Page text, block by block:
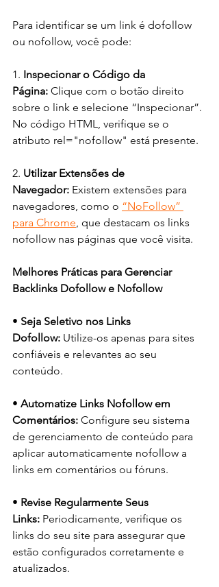
Para identificar se um link é dofollow
ou nofollow, você pode:
1. Inspecionar o Código da
Página: Clique com o botão direito
sobre o link e selecione “Inspecionar”.
No código HTML, verifique se o
atributo rel="nofollow" está presente.
2. Utilizar Extensões de
Navegador: Existem extensões para
navegadores, como o “NoFollow”
para Chrome, que destacam os links
nofollow nas páginas que você visita.
Melhores Práticas para Gerenciar
Backlinks Dofollow e Nofollow
• Seja Seletivo nos Links
Dofollow: Utilize-os apenas para sites
confiáveis e relevantes ao seu
conteúdo.
• Automatize Links Nofollow em
Comentários: Configure seu sistema
de gerenciamento de conteúdo para
aplicar automaticamente nofollow a
links em comentários ou fóruns.
• Revise Regularmente Seus
Links: Periodicamente, verifique os
links do seu site para assegurar que
estão configurados corretamente e
atualizados.